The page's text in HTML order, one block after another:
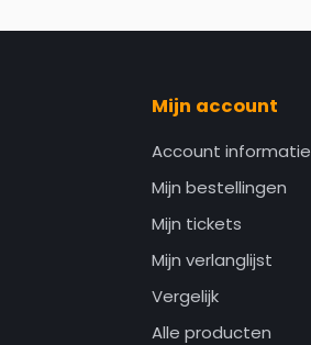
Mijn account
Account informatie
Mijn bestellingen
Mijn tickets
Mijn verlanglijst
Vergelijk
Alle producten